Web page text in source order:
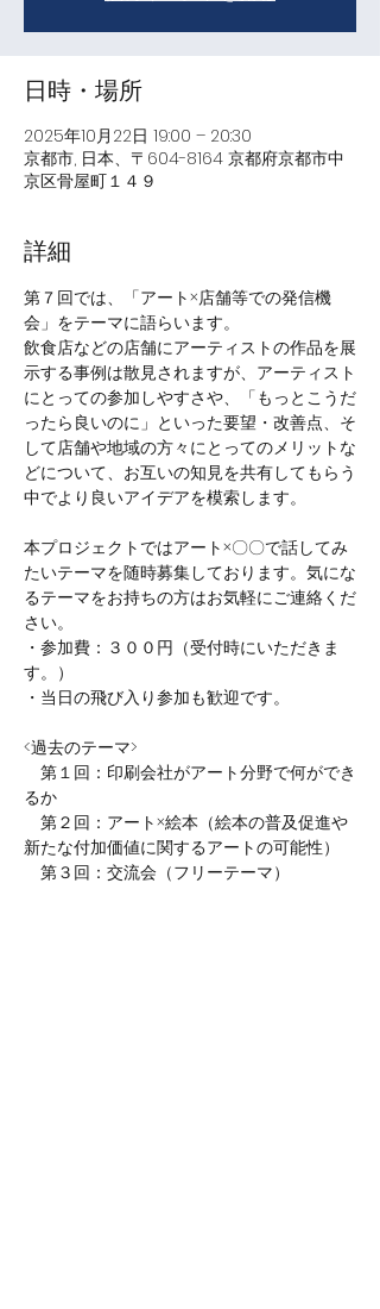
日時・場所
2025年10月22日 19:00 – 20:30
京都市, 日本、〒604-8164 京都府京都市中
京区骨屋町１４９
詳細
第７回では、「アート×店舗等での発信機
会」をテーマに語らいます。
飲食店などの店舗にアーティストの作品を展
示する事例は散見されますが、アーティスト
にとっての参加しやすさや、「もっとこうだ
ったら良いのに」といった要望・改善点、そ
して店舗や地域の方々にとってのメリットな
どについて、お互いの知見を共有してもらう
中でより良いアイデアを模索します。
本プロジェクトではアート×〇〇で話してみ
たいテーマを随時募集しております。気にな
るテーマをお持ちの方はお気軽にご連絡くだ
さい。
・参加費：３００円（受付時にいただきま
す。）
・当日の飛び入り参加も歓迎です。
<過去のテーマ>
第１回：印刷会社がアート分野で何ができ
るか
第２回：アート×絵本（絵本の普及促進や
新たな付加価値に関するアートの可能性）
第３回：交流会（フリーテーマ）